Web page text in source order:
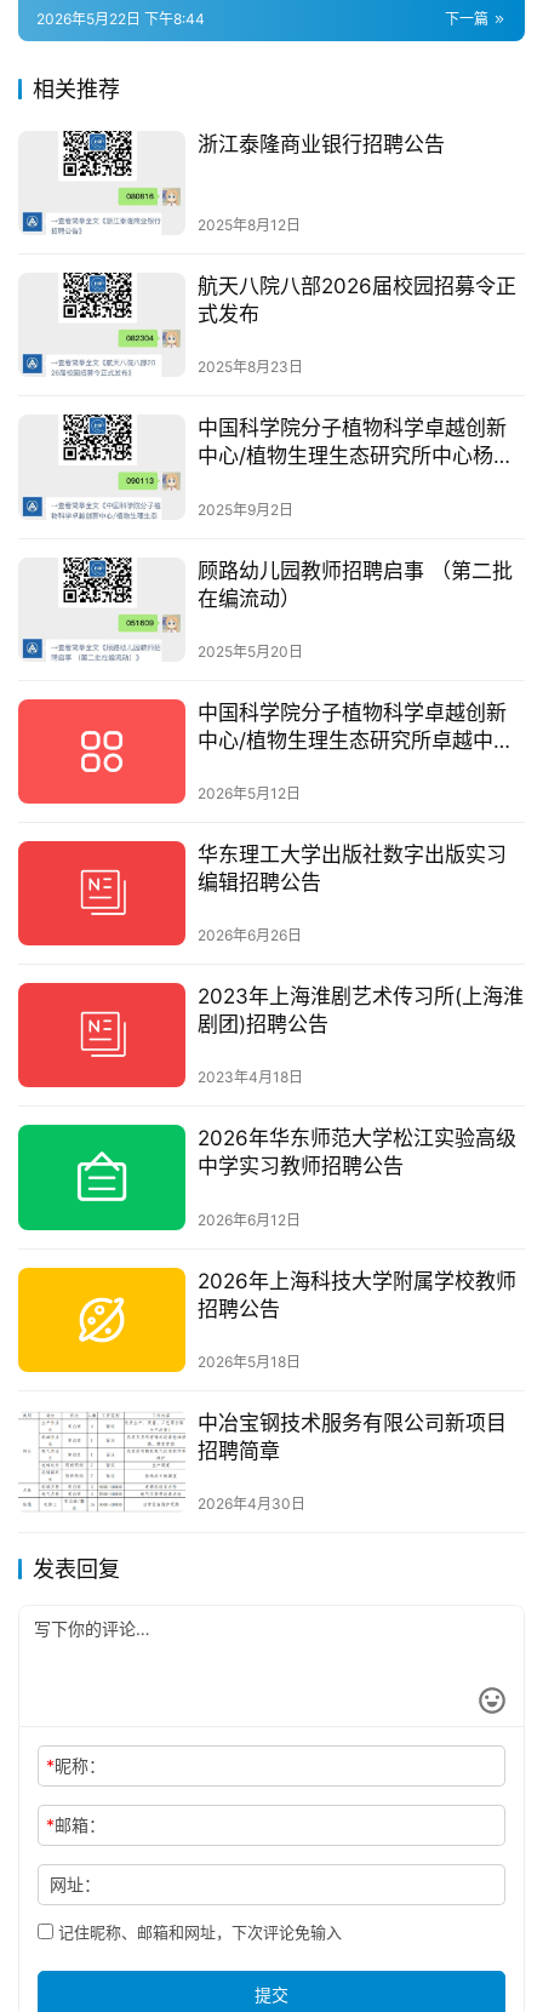
下一篇
2026年5月22日 下午8:44
相关推荐
浙江泰隆商业银行招聘公告
2025年8月12日
航天八院八部2026届校园招募令正
式发布
2025年8月23日
中国科学院分子植物科学卓越创新
中心/植物生理生态研究所中心杨东
2025年9月2日
顾路幼儿园教师招聘启事 （第二批
在编流动）
2025年5月20日
中国科学院分子植物科学卓越创新
中心/植物生理生态研究所卓越中心
2026年5月12日
华东理工大学出版社数字出版实习
编辑招聘公告
2026年6月26日
2023年上海淮剧艺术传习所(上海淮
剧团)招聘公告
2023年4月18日
2026年华东师范大学松江实验高级
中学实习教师招聘公告
2026年6月12日
2026年上海科技大学附属学校教师
招聘公告
2026年5月18日
中冶宝钢技术服务有限公司新项目
招聘简章
2026年4月30日
发表回复
*昵称：
*邮箱：
网址：
记住昵称、邮箱和网址，下次评论免输入
提交